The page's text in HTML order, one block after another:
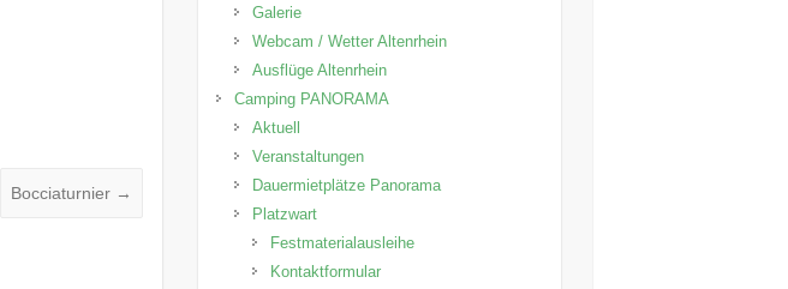
Bocciaturnier →
Galerie
Webcam / Wetter Altenrhein
Ausflüge Altenrhein
Camping PANORAMA
Aktuell
Veranstaltungen
Dauermietplätze Panorama
Platzwart
Festmaterialausleihe
Kontaktformular